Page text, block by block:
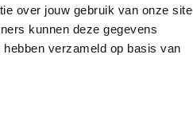
over jouw gebruik van onze site
kunnen deze gegevens
verzameld op basis van